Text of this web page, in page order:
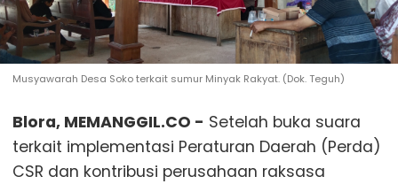
Musyawarah Desa Soko terkait sumur Minyak Rakyat. (Dok. Teguh)
Blora, MEMANGGIL.CO - Setelah buka suara
terkait implementasi Peraturan Daerah (Perda)
CSR dan kontribusi perusahaan raksasa